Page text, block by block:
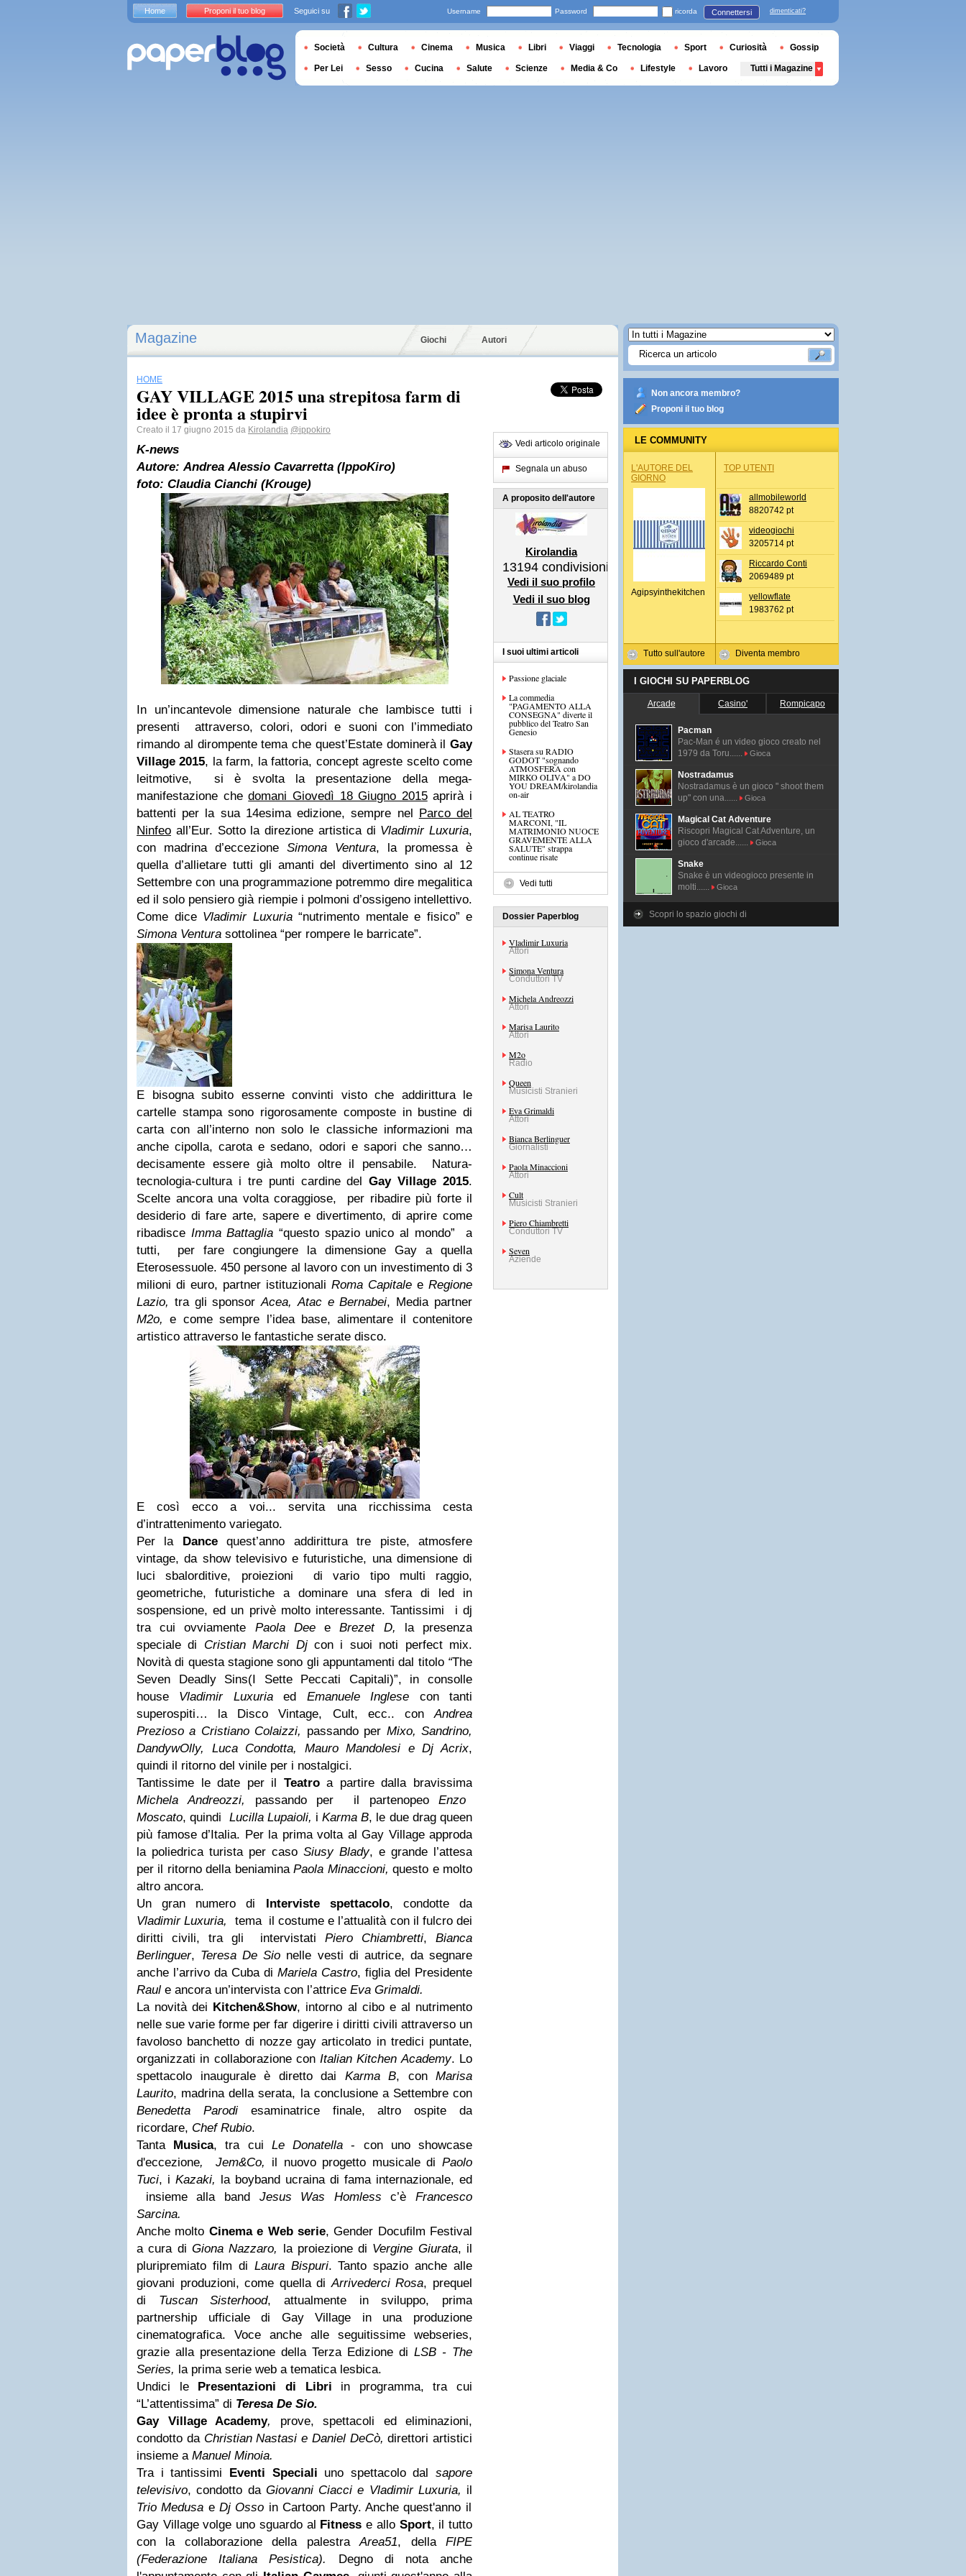
Magazine Giochi Autori
HOME
GAY VILLAGE 2015 una strepitosa farm di
idee è pronta a stupirvi
Creato il 17 giugno 2015 da Kirolandia @ippokiro
K-news
Autore:AndreaAlessio Cavarretta (IppoKiro)
foto: Claudia Cianchi (Krouge)
In un’incantevole dimensione naturale che lambisce tutti i
presenti attraverso, colori, odori e suoni con l’immediato
rimando al dirompente tema che quest’Estate dominerà il Gay
Village 2015, la farm, la fattoria, concept agreste scelto come
leitmotive, si è svolta la presentazione della mega-
manifestazione chedomani Giovedì 18 Giugno 2015aprirà i
battenti per la sua 14esima edizione, sempre nel Parco del
Ninfeo all’Eur. Sotto la direzione artistica di Vladimir Luxuria,
con madrina d’eccezione Simona Ventura, la promessa è
quella d’allietare tutti gli amanti del divertimento sino al 12
Settembre con una programmazione potremmo dire megalitica
ed il solo pensiero già riempie i polmoni d’ossigeno intellettivo.
Come dice Vladimir Luxuria“nutrimento mentale e fisico” e
Simona Ventura sottolinea “per rompere le barricate”.
E bisogna subito esserne convinti visto che addirittura le
cartelle stampa sono rigorosamente composte in bustine di
carta con all’interno non solo le classiche informazioni ma
anche cipolla, carota e sedano, odori e sapori che sanno…
decisamente essere già molto oltre il pensabile.
Natura-
tecnologia-cultura i tre punti cardine delGay Village 2015.
Scelte ancora una volta coraggiose, per ribadire più forte il
desiderio di fare arte, sapere e divertimento, di aprire come
ribadisce Imma Battaglia “questo spazio unico al mondo” a
tutti, per fare congiungere la dimensione Gay a quella
Eterosessuole. 450 persone al lavoro con un investimento di 3
milioni di euro, partner istituzionali Roma Capitale e Regione
Lazio, tra glisponsorAcea,Atac e Bernabei, Media partner
M2o, e come sempre l’idea base, alimentare il contenitore
artistico attraverso le fantastiche serate disco.
E così ecco a voi... servita una ricchissima cesta
d’intrattenimento variegato.
Per la Dancequest’anno addirittura tre piste, atmosfere
vintage, da show televisivo e futuristiche, una dimensione di
luci sbalorditive, proiezioni di vario tipo multi raggio,
geometriche, futuristiche a dominare una sfera di led in
sospensione, ed un privè molto interessante.Tantissimi i dj
tra cui ovviamente Paola DeeeBrezet D, la presenza
speciale di Cristian Marchi Djcon i suoi noti perfect mix.
Novità di questa stagione sono gli appuntamenti dal titolo“The
Seven Deadly Sins(I Sette Peccati Capitali)”, in consolle
house Vladimir Luxuriaed Emanuele Inglese con tanti
superospiti… la Disco Vintage, Cult, ecc.. conAndrea
Prezioso a Cristiano Colaizzi, passando per Mixo, Sandrino,
DandywOlly, Luca Condotta, Mauro Mandolesi e Dj Acrix,
quindi il ritorno del vinile per i nostalgici.
Tantissime le date per il Teatroa partire dalla bravissima
Michela Andreozzi, passando per il partenopeoEnzo
Moscato, quindi Lucilla Lupaioli, iKarma B, le due drag queen
più famose d’Italia. Per la prima volta al Gay Village approda
la poliedrica turista per caso Siusy Blady, e grande l’attesa
per il ritorno della beniaminaPaola Minaccioni, questo e molto
altro ancora.
Un gran numero di Interviste spettacolo, condotte da
Vladimir Luxuria,
tema il costume e l’attualità con il fulcro dei
diritti civili, tra gli intervistati Piero Chiambretti, Bianca
Berlinguer, Teresa De Sio nelle vesti di autrice, da segnare
anche l’arrivo da Cuba di Mariela Castro, figlia del Presidente
Raul e ancora un’intervista con l’attrice Eva Grimaldi.
La novità dei Kitchen&Show, intorno al cibo e al nutrimento
nelle sue varie forme per far digerire i diritti civili attraverso un
favoloso banchetto di nozze gay articolato in tredici puntate,
organizzati in collaborazione conItalian Kitchen Academy. Lo
spettacolo inaugurale è diretto dai Karma B, con Marisa
Laurito, madrina della serata, la conclusione a Settembre con
Benedetta Parodiesaminatrice finale, altro ospite da
ricordare, Chef Rubio.
Tanta Musica, tra cui Le Donatella - con uno showcase
d'eccezione, Jem&Co, il nuovo progetto musicale di Paolo
Tuci, i Kazaki, la boyband ucraina di fama internazionale, ed
insieme alla band Jesus Was Homless c’è Francesco
Sarcina.
Anche molto Cinema e Web serie, Gender Docufilm Festival
a cura di Giona Nazzaro, la proiezione di Vergine Giurata, il
pluripremiato film di Laura Bispuri. Tanto spazio anche alle
giovani produzioni, come quella diArrivederci Rosa, prequel
di Tuscan Sisterhood, attualmente in sviluppo, prima
partnership ufficiale di Gay Village in una produzione
cinematografica. Voce anche alle seguitissime webseries,
grazie alla presentazione della Terza Edizione di LSB - The
Series, la prima serie web a tematica lesbica.
Undici
le Presentazioni di Libri in programma, tra cui
“L’attentissima” di Teresa De Sio.
Gay Village Academy, prove, spettacoli ed eliminazioni,
condotto daChristian Nastasi e Daniel DeCò, direttori artistici
insieme a Manuel Minoia.
Tra i tantissimi Eventi Speciali uno spettacolo dal sapore
televisivo, condotto da Giovanni Ciacci e Vladimir Luxuria, il
Trio Medusa e Dj Osso in Cartoon Party. Anche quest'anno il
Gay Village volge uno sguardo al Fitnesse allo Sport, il tutto
con la collaborazione della palestraArea51, dellaFIPE
(Federazione Italiana Pesistica). Degno di nota anche
Vedi articolo originale
Segnala un abuso
A proposito dell'autore
Kirolandia
13194 condivisioni
Vedi il suo profilo
Vedi il suo blog
I suoi ultimi articoli
Passione glaciale
La commedia
"PAGAMENTO ALLA
CONSEGNA" diverte il
pubblico del Teatro San
Genesio
Stasera su RADIO
GODOT "sognando
ATMOSFERA con
MIRKO OLIVA" a DO
YOU DREAM/kirolandia
on-air
AL TEATRO
MARCONI, "IL
MATRIMONIO NUOCE
GRAVEMENTE ALLA
SALUTE" strappa
continue risate
Vedi tutti
Dossier Paperblog
Vladimir Luxuria
Attori
Simona Ventura
Conduttori TV
Michela Andreozzi
Attori
Marisa Laurito
Attori
M2o
Radio
Queen
Musicisti Stranieri
Eva Grimaldi
Attori
Bianca Berlinguer
Giornalisti
Paola Minaccioni
Attori
Cult
Musicisti Stranieri
Piero Chiambretti
Conduttori TV
Seven
Aziende
Non ancora membro?
Proponi il tuo blog
LE COMMUNITY
L'AUTORE DEL
GIORNO
Agipsyinthekitchen
Tutto sull'autore
TOP UTENTI
allmobileworld
8820742 pt
videogiochi
3205714 pt
Riccardo Conti
2069489 pt
yellowflate
1983762 pt
Diventa membro
I GIOCHI SU PAPERBLOG
Arcade Casino' Rompicapo
Pacman
Pac-Man é un video gioco creato nel
1979 da Toru......
Gioca
Nostradamus
Nostradamus è un gioco " shoot them
up" con una......
Gioca
Magical Cat Adventure
Riscopri Magical Cat Adventure, un
gioco d'arcade......
Gioca
Snake
Snake è un videogioco presente in
molti......
Gioca
Scopri lo spazio giochi di
Home Proponi il tuo blog Seguici su Username Password ricorda Connettersi dimenticati?
Società Cultura Cinema Musica Libri Viaggi Tecnologia Sport Curiosità Gossip
Per Lei Sesso Cucina Salute Scienze Media & Co Lifestyle Lavoro Tutti i Magazine